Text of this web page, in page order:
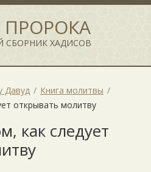
ПРОРОКА
СБОРНИК ХАДИСОВ
Давуд
Книга молитвы
открывать молитву
как следует